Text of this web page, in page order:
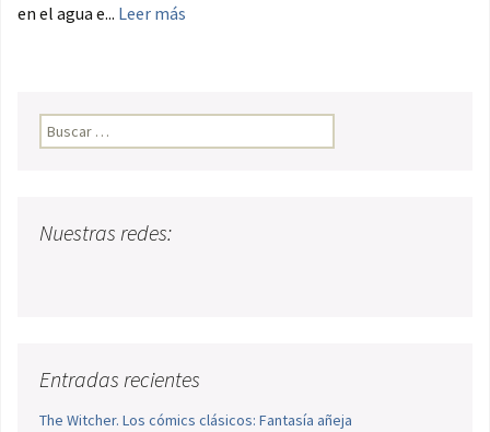
en el agua e... Leer más
Buscar:
Nuestras redes:
Entradas recientes
The Witcher. Los cómics clásicos: Fantasía añeja